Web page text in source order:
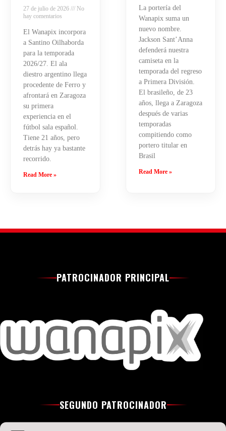
27 de julio de 2026
No
hay comentarios
El Wanapix incorpora
a Santino Oilhaborda
para la temporada
2026/27. El ala
diestro argentino llega
procedente de Ferro y
afrontará en Zaragoza
su primera
experiencia en el
fútbol sala español.
Tiene 21 años, pero
detrás hay ya bastante
recorrido.
Read More »
La portería del
Wanapix suma un
nuevo nombre.
Jackson Sant’Anna
defenderá nuestra
camiseta en la
temporada del regreso
a Primera División.
El brasileño, de 23
años, llega a Zaragoza
después de varias
temporadas
compitiendo como
portero titular en
Brasil
Read More »
PATROCINADOR PRINCIPAL
SEGUNDO PATROCINADOR